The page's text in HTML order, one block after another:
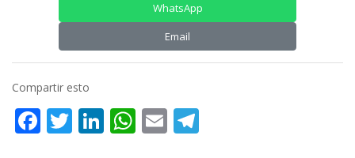
WhatsApp
Email
Compartir esto
Facebook
Twitter
LinkedIn
WhatsApp
Email